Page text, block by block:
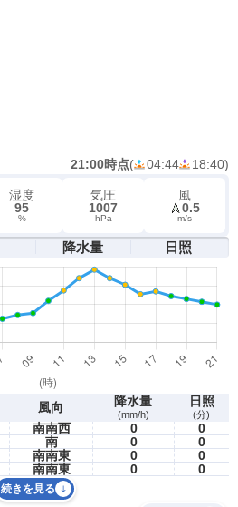
21:00時点( 04:44 18:40)
湿度
95
%
気圧
1007
hPa
風
0.5
m/s
降水量 日照
風向 降水量
(mm/h)
日照
(分)
南南西 0
0
南 0
0
南南東 0
0
南南東 0 0
続きを見る